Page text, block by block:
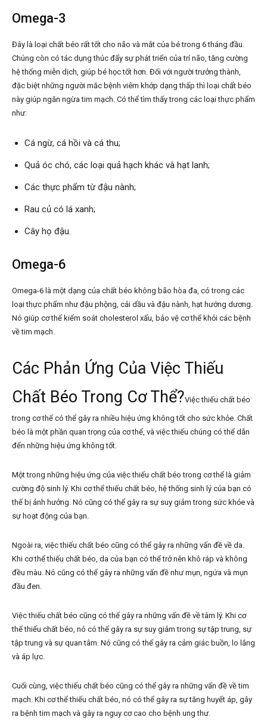
Omega-3
Đây là loại chất béo rất tốt cho não và mắt của bé trong 6 tháng đầu.
Chúng còn có tác dụng thúc đẩy sự phát triển của trí não, tăng cường
hệ thống miễn dịch, giúp bé học tốt hơn. Đối với người trưởng thành,
đặc biệt những người mắc bệnh viêm khớp dạng thấp thì loại chất béo
này giúp ngăn ngừa tim mạch. Có thể tìm thấy trong các loại thực phẩm
như:
Cá ngừ, cá hồi và cá thu;
Quả óc chó, các loại quả hạch khác và hạt lanh;
Các thực phẩm từ đậu nành;
Rau củ có lá xanh;
Cây họ đậu.
Omega-6
Omega-6 là một dạng của chất béo không bão hòa đa, có trong các
loại thực phẩm như đậu phộng, cải dầu và đậu nành, hạt hướng dương.
Nó giúp cơ thể kiểm soát cholesterol xấu, bảo vệ cơ thể khỏi các bệnh
về tim mạch.
Các Phản Ứng Của Việc Thiếu
Chất Béo Trong Cơ Thể?Việc thiếu chất béo
trong cơ thể có thể gây ra nhiều hiệu ứng không tốt cho sức khỏe. Chất
béo là một phần quan trọng của cơ thể, và việc thiếu chúng có thể dẫn
đến những hiệu ứng không tốt.
Một trong những hiệu ứng của việc thiếu chất béo trong cơ thể là giảm
cường độ sinh lý. Khi cơ thể thiếu chất béo, hệ thống sinh lý của bạn có
thể bị ảnh hưởng. Nó cũng có thể gây ra sự suy giảm trong sức khỏe và
sự hoạt động của bạn.
Ngoài ra, việc thiếu chất béo cũng có thể gây ra những vấn đề về da.
Khi cơ thể thiếu chất béo, da của bạn có thể trở nên khô ráp và không
đều màu. Nó cũng có thể gây ra những vấn đề như mụn, ngứa và mụn
đầu đen.
Việc thiếu chất béo cũng có thể gây ra những vấn đề về tâm lý. Khi cơ
thể thiếu chất béo, nó có thể gây ra sự suy giảm trong sự tập trung, sự
tập trung và sự quan tâm. Nó cũng có thể gây ra cảm giác buồn, lo lắng
và áp lực.
Cuối cùng, việc thiếu chất béo cũng có thể gây ra những vấn đề về tim
mạch. Khi cơ thể thiếu chất béo, nó có thể gây ra sự tăng huyết áp, gây
ra bệnh tim mạch và gây ra nguy cơ cao cho bệnh ung thư.